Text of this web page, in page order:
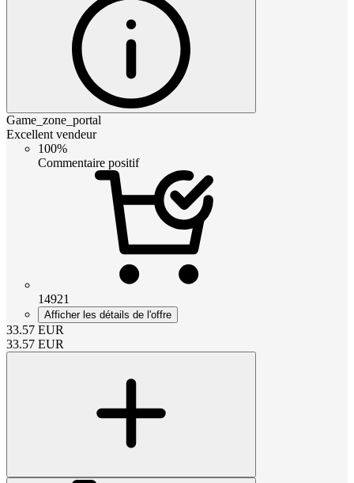
Game_zone_portal
Excellent vendeur
100%
Commentaire positif
14921
Afficher les détails de l'offre
33.57 EUR
33.57 EUR